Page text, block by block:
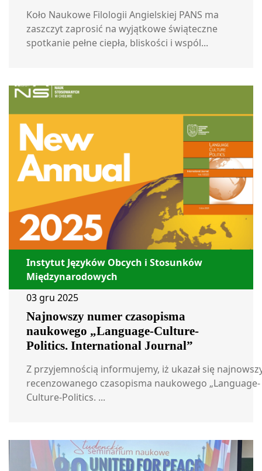
Koło Naukowe Filologii Angielskiej PANS ma
zaszczyt zaprosić na wyjątkowe świąteczne
spotkanie pełne ciepła, bliskości i wspól...
Instytut Języków Obcych i Stosunków
Międzynarodowych
03 gru 2025
Najnowszy numer czasopisma
naukowego „Language-Culture-
Politics. International Journal”
Z przyjemnością informujemy, iż ukazał się
recenzowanego czasopisma naukowego „Language-
Culture-Politics. ...